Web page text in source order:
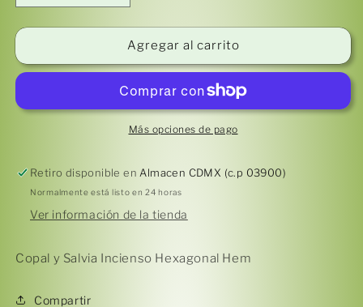
cantidad
para
y
Hexagonal
cantidad
para
Copal
y
Incienso
Hexagonal
Hem
Agregar al carrito
Más opciones de pago
Retiro disponible en Almacen CDMX (c.p 03900)
Normalmente está listo en 24 horas
Ver información de la tienda
Copal y Salvia Incienso Hexagonal Hem
Compartir